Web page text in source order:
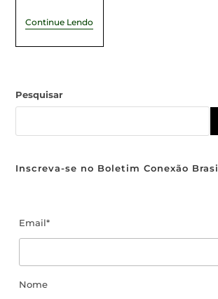
Continue Lendo
Pesquisar
Inscreva-se no Boletim Conexão
Email*
Nome